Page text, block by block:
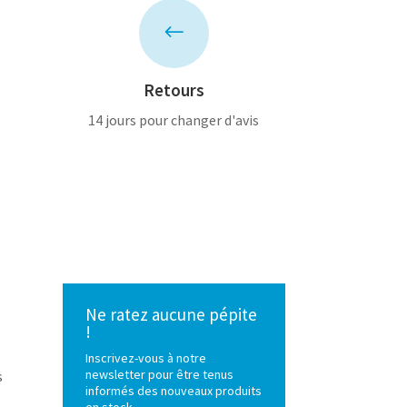
#
Retours
14 jours pour changer d'avis
Ne ratez aucune pépite
!
Inscrivez-vous à notre
newsletter pour être tenus
informés des nouveaux produits